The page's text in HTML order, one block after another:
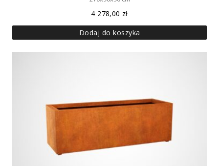
4 278,00 zł
Dodaj do koszyka